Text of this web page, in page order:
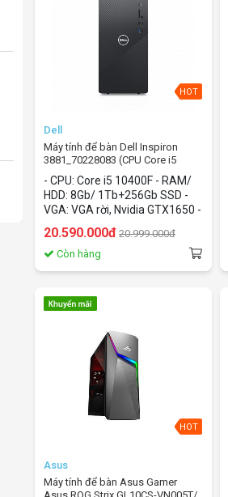
HOT
Dell
Máy tính để bàn Dell Inspiron
3881_70228083 (CPU Core i5
10400F/8Gb/1Tb HDD+256Gb
SSD/Nvidia GTX1650/Windows
10 home)
- CPU: Core i5 10400F - RAM/
HDD: 8Gb/ 1Tb+256Gb SSD -
VGA: VGA rời, Nvidia GTX1650 -
20.590.000đ 20.999.000đ
Còn hàng
HOT
Asus
Máy tính để bàn Asus Gamer